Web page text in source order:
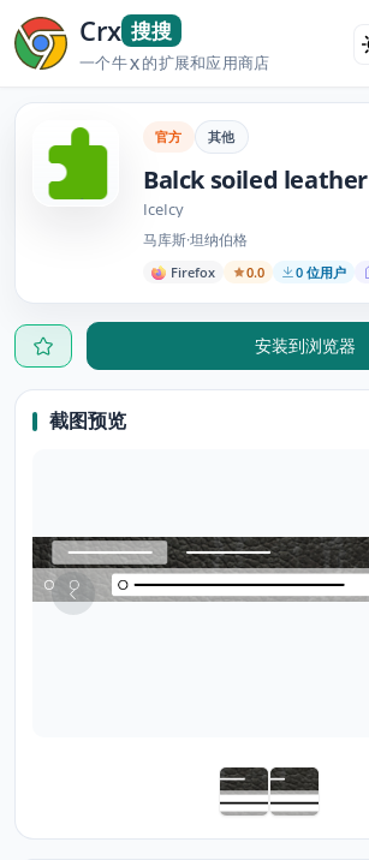
Crx 搜搜
一个牛X的扩展和应用商店
官方 其他
Balck soiled leather
IceIcy
马库斯·坦纳伯格
Firefox 0.0 0 位用户
安装到浏览器
截图预览